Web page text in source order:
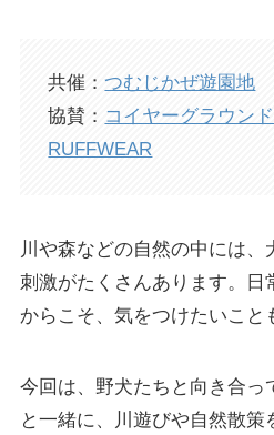
共催： つむじかぜ遊園地
協賛： コイヤーグラウン
RUFFWEAR
川や森などの自然の中には
刺激がたくさんあります。日
からこそ、気をつけたいこと
今回は、野犬たちと向き合っ
と一緒に、川遊びや自然散策